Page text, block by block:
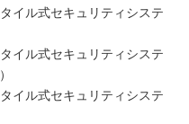
イル式セキュリティシステ
イル式セキュリティシステ
イル式セキュリティシステ